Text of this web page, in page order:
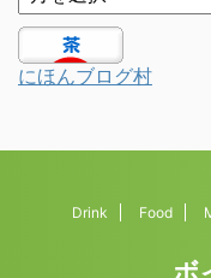
にほんブログ村
Drink Food